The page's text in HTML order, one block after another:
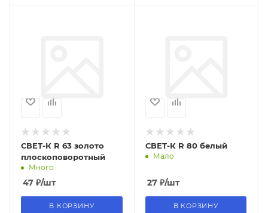
СВЕТ-К R 63 золото
плоскоповоротный
Много
47 ₽/шт
В КОРЗИНУ
СВЕТ-К R 80 белый
Мало
27₽/шт
В КОРЗИНУ